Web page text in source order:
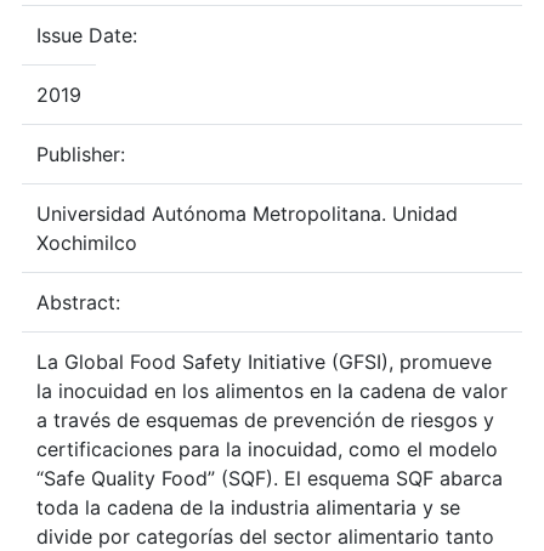
Issue Date:
2019
Publisher:
Universidad Autónoma Metropolitana. Unidad
Xochimilco
Abstract:
La Global Food Safety Initiative (GFSI), promueve
la inocuidad en los alimentos en la cadena de valor
a través de esquemas de prevención de riesgos y
certificaciones para la inocuidad, como el modelo
“Safe Quality Food” (SQF). El esquema SQF abarca
toda la cadena de la industria alimentaria y se
divide por categorías del sector alimentario tanto